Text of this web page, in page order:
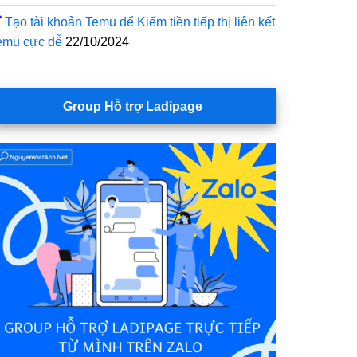
Tạo tài khoản Temu để Kiếm tiền tiếp thị liên kết
cực dễ 22/10/2024
Group Hỗ trợ Ladipage